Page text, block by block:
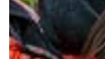
Trang chủ
Tin tức – Sự kiện
Chính sách